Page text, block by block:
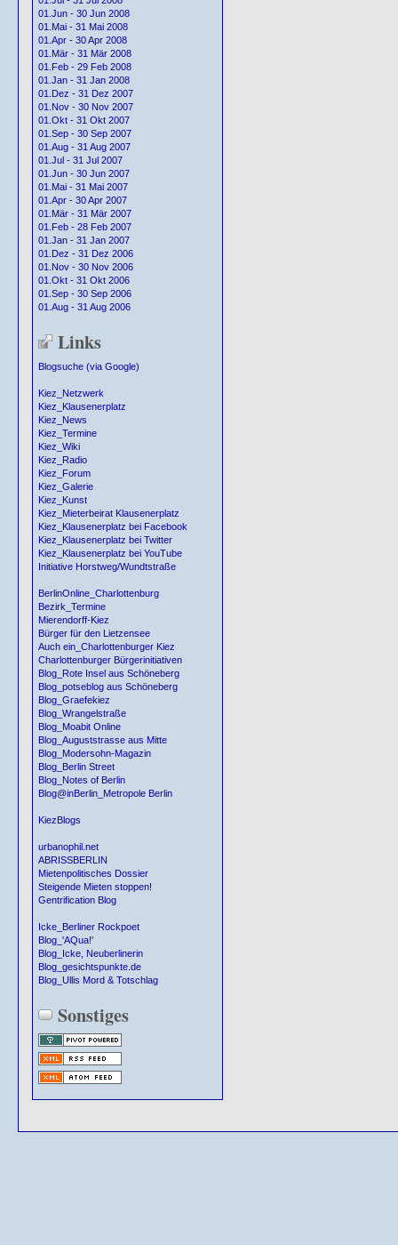
01.Jun - 30 Jun 2008
01.Mai - 31 Mai 2008
01.Apr - 30 Apr 2008
01.Mär - 31 Mär 2008
01.Feb - 29 Feb 2008
01.Jan - 31 Jan 2008
01.Dez - 31 Dez 2007
01.Nov - 30 Nov 2007
01.Okt - 31 Okt 2007
01.Sep - 30 Sep 2007
01.Aug - 31 Aug 2007
01.Jul - 31 Jul 2007
01.Jun - 30 Jun 2007
01.Mai - 31 Mai 2007
01.Apr - 30 Apr 2007
01.Mär - 31 Mär 2007
01.Feb - 28 Feb 2007
01.Jan - 31 Jan 2007
01.Dez - 31 Dez 2006
01.Nov - 30 Nov 2006
01.Okt - 31 Okt 2006
01.Sep - 30 Sep 2006
01.Aug - 31 Aug 2006
Links
Blogsuche (via Google)
Kiez_Netzwerk
Kiez_Klausenerplatz
Kiez_News
Kiez_Termine
Kiez_Wiki
Kiez_Radio
Kiez_Forum
Kiez_Galerie
Kiez_Kunst
Kiez_Mieterbeirat Klausenerplatz
Kiez_Klausenerplatz bei Facebook
Kiez_Klausenerplatz bei Twitter
Kiez_Klausenerplatz bei YouTube
Initiative Horstweg/Wundtstraße
BerlinOnline_Charlottenburg
Bezirk_Termine
Mierendorff-Kiez
Bürger für den Lietzensee
Auch ein_Charlottenburger Kiez
Charlottenburger Bürgerinitiativen
Blog_Rote Insel aus Schöneberg
Blog_potseblog aus Schöneberg
Blog_Graefekiez
Blog_Wrangelstraße
Blog_Moabit Online
Blog_Auguststrasse aus Mitte
Blog_Modersohn-Magazin
Blog_Berlin Street
Blog_Notes of Berlin
Blog@inBerlin_Metropole Berlin
KiezBlogs
urbanophil.net
ABRISSBERLIN
Mietenpolitisches Dossier
Steigende Mieten stoppen!
Gentrification Blog
Icke_Berliner Rockpoet
Blog_'AQua!'
Blog_Icke, Neuberlinerin
Blog_gesichtspunkte.de
Blog_Ullis Mord & Totschlag
Sonstiges